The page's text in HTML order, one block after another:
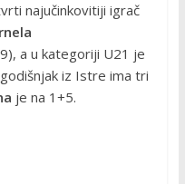
najučinkovitiji igrač
a u kategoriji U21 je
iz Istre ima tri
je na 1+5.